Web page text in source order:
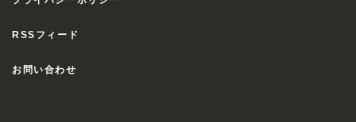
RSSフィード
お問い合わせ